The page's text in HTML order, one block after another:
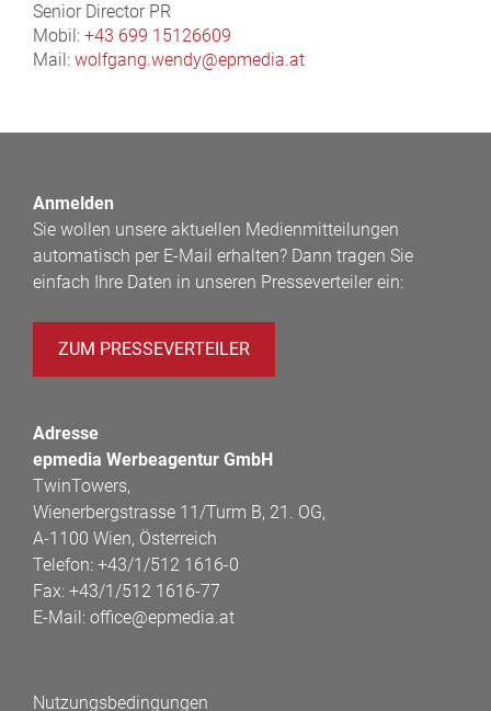
Senior Director PR
Mobil: +43 699 15126609
Mail: wolfgang.wendy@epmedia.at
Anmelden
Sie wollen unsere aktuellen Medienmitteilungen
automatisch per E-Mail erhalten? Dann tragen Sie
einfach Ihre Daten in unseren Presseverteiler ein:
ZUM PRESSEVERTEILER
Adresse
epmedia Werbeagentur GmbH
TwinTowers,
Wienerbergstrasse 11/Turm B, 21. OG,
A-1100 Wien, Österreich
Telefon: +43/1/512 1616-0
Fax: +43/1/512 1616-77
E-Mail: office@epmedia.at
Nutzungsbedingungen